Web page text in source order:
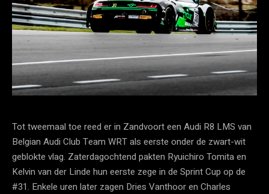
Tot tweemaal toe reed er in Zandvoort een Audi R8 LMS van
Belgian Audi Club Team WRT als eerste onder de zwart-wit
geblokte vlag. Zaterdagochtend pakten Ryuichiro Tomita en
Kelvin van der Linde hun eerste zege in de Sprint Cup op de
#31. Enkele uren later zagen Dries Vanthoor en Charles